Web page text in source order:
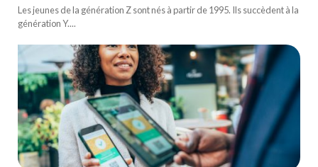
Les jeunes de la génération Z sont nés à partir de 1995. Ils succèdent à la
génération Y....